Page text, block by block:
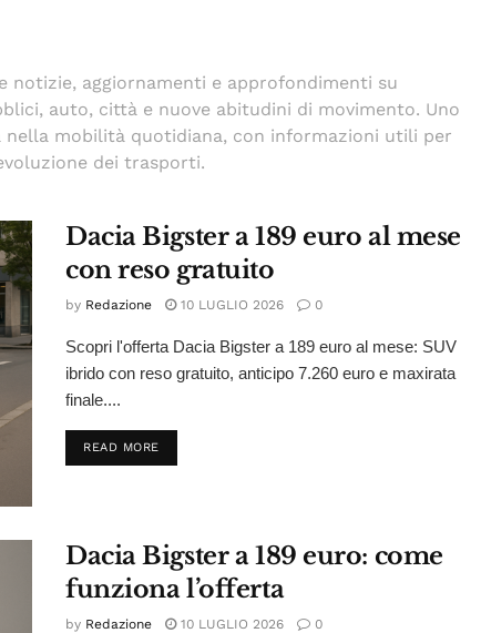
notizie, aggiornamenti e approfondimenti su
auto, città e nuove abitudini di movimento. Uno
nella mobilità quotidiana, con informazioni utili per
dei trasporti.
Dacia Bigster a 189 euro al mese
con reso gratuito
by Redazione 10 LUGLIO 2026 0
Scopri l'offerta Dacia Bigster a 189 euro al mese: SUV
ibrido con reso gratuito, anticipo 7.260 euro e maxirata
finale....
READ MOREDETAILS
Dacia Bigster a 189 euro: come
funziona l’offerta
by Redazione 10 LUGLIO 2026 0